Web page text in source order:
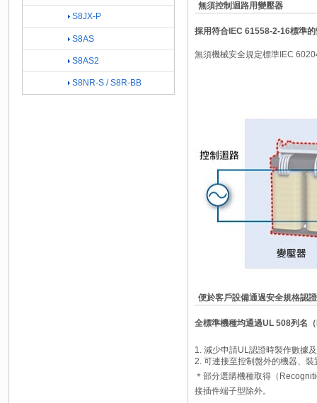
無須控制迴路用變壓器
採用符合IEC 61558-2-16標準
無須機械安全規定標準IEC
便於客戶設備通過安全規格認證
全標準機種均通過UL 508列名
1. 減少申請UL認證時製作數據
2. 可連接至控制盤外的機器、裝
＊部分選購機種取得（
接插件端子型除外。
S8JX-P
S8AS
S8AS2
S8NR-S / S8R-BB